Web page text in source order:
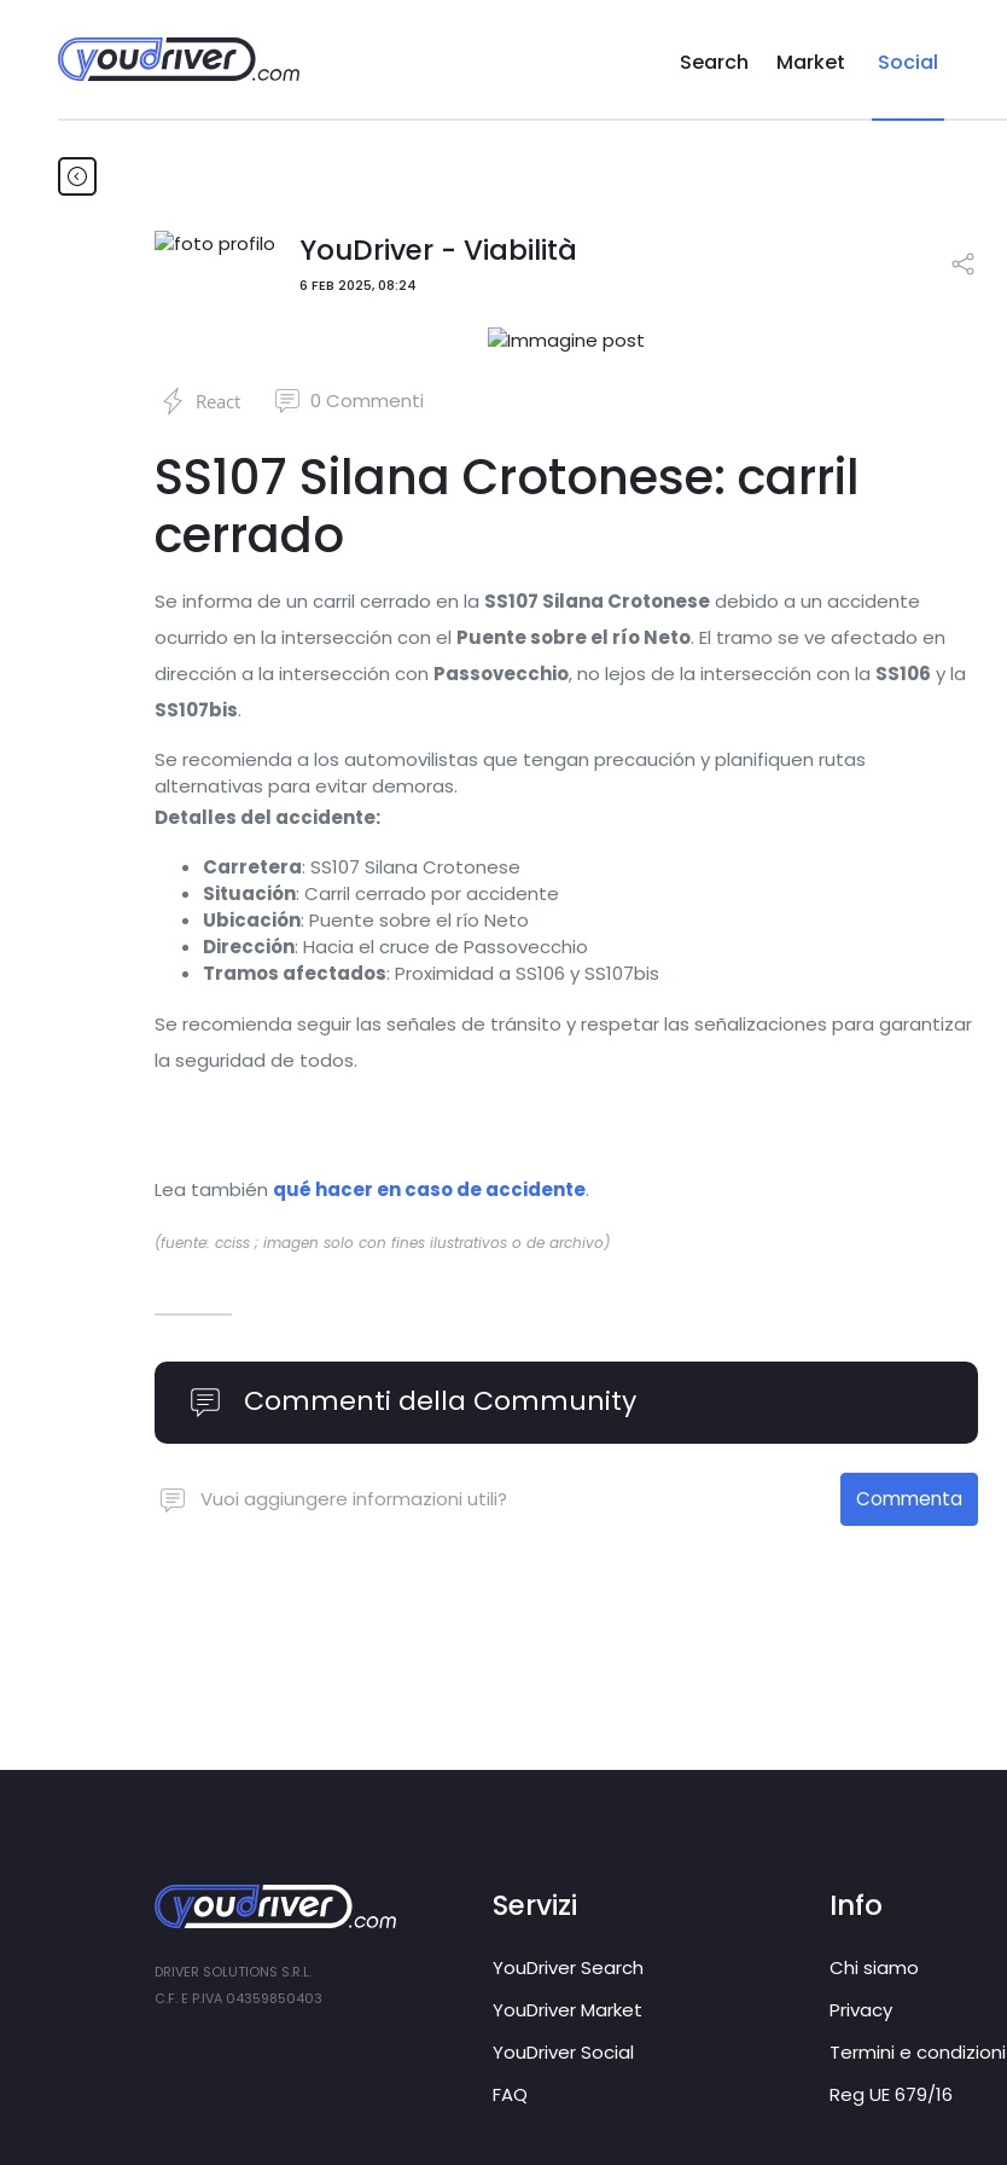
Search Market Social
YouDriver - Viabilità
6 FEB 2025, 08:24
React 0 Commenti
SS107 Silana Crotonese: carril
cerrado
Se informa de un carril cerrado en la SS107 Silana Crotonesedebido a un accidente
ocurrido en la intersección con el Puente sobre el río Neto. El tramo se ve afectado en
dirección a la intersección con Passovecchio, no lejos de la intersección con la SS106 y la
SS107bis.
Se recomienda a los automovilistas que tengan precaución y planifiquen rutas
alternativas para evitar demoras.
Detalles del accidente:
Carretera: SS107 Silana Crotonese
Situación: Carril cerrado por accidente
Ubicación: Puente sobre el río Neto
Dirección: Hacia el cruce de Passovecchio
Tramos afectados: Proximidad a SS106 y SS107bis
Se recomienda seguir las señales de tránsito y respetar las señalizaciones para garantizar
la seguridad de todos.
Lea también qué hacer en caso de accidente.
(fuente: cciss ; imagen solo con fines ilustrativos o de archivo)
Commenti della Community
Vuoi aggiungere informazioni utili? Commenta
DRIVER SOLUTIONS S.R.L.
C.F. E P.IVA 04359850403
Servizi
YouDriver Search
YouDriver Market
YouDriver Social
FAQ
Info
Chi siamo
Privacy
Termini e condizioni
Reg UE 679/16